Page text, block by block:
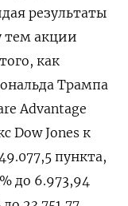
результаты
тем акции
как
Трампа
Advantage
Dow ⁠Jones к
пункта,
до 6.973,94​